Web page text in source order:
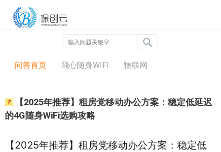
问答中心
问答首页 飛心随身WIFI 物联网
【2025年推荐】租房党移动办公方案：稳定低延迟
的4G随身WiFi选购攻略
【2025年推荐】租房党移动办公方案：稳定低